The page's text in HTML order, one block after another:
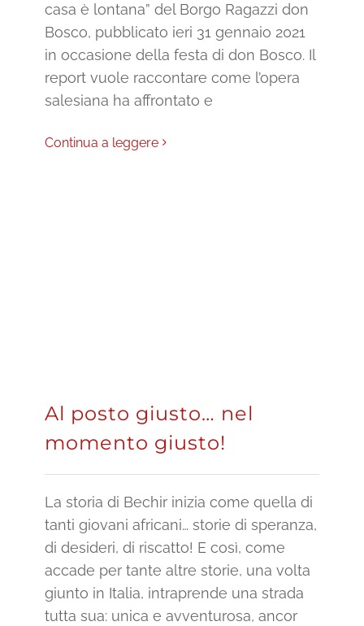
casa è lontana” del Borgo Ragazzi don
Bosco, pubblicato ieri 31 gennaio 2021
in occasione della festa di don Bosco. Il
report vuole raccontare come l’opera
salesiana ha affrontato e
Continua a leggere
Al posto giusto… nel
momento giusto!
La storia di Bechir inizia come quella di
tanti giovani africani… storie di speranza,
di desideri, di riscatto! E così, come
accade per tante altre storie, una volta
giunto in Italia, intraprende una strada
tutta sua: unica e avventurosa, ancor